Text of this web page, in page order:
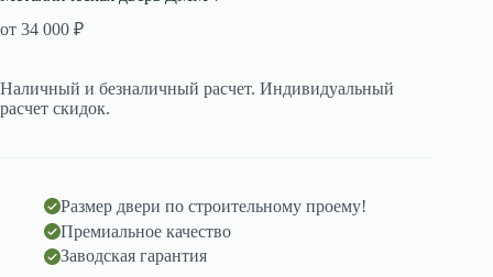
от 34 000 ₽
Наличный и безналичный расчет. Индивидуальный
расчет скидок.
Размер двери по строительному проему!
Премиальное качество
Заводская гарантия